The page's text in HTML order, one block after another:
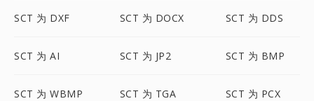
SCT 为 DXF SCT 为 DOCX SCT 为 DDS
SCT 为 AI SCT 为 JP2 SCT 为 BMP
SCT 为 WBMP SCT 为 TGA SCT 为 PCX